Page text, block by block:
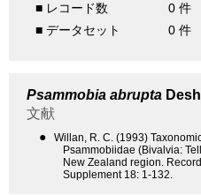
■ レコード数
0 件
■ データセット
0 件
Psammobia abrupta
文献
●
Willan, R. C. (1993)
Psammobiidae (Bivalvia:
New Zealand region.
Supplement 18: 1-132.